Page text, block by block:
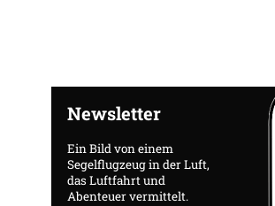
Newsletter
Ein Bild von einem
Segelflugzeug in der Luft,
das Luftfahrt und
Abenteuer vermittelt.